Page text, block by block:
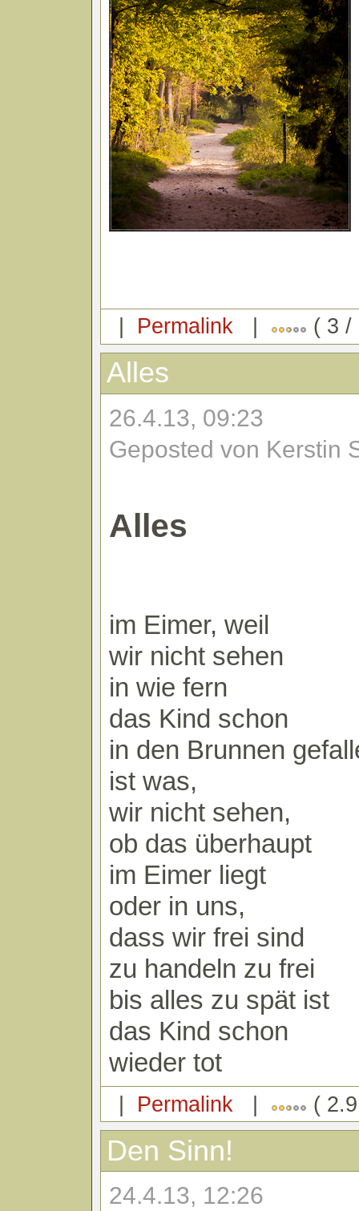
Permalink| ( 3 /
Alles
26.4.13, 09:23
Geposted von Kerstin
Alles
im Eimer, weil
wir nicht sehen
in wie fern
das Kind schon
in den Brunnen
ist was,
wir nicht sehen,
ob das überhaupt
im Eimer liegt
oder in uns,
dass wir frei sind
zu handeln zu frei
bis alles zu spät ist
das Kind schon
wieder tot
| Permalink | (
Den Sinn!
24.4.13, 12:26